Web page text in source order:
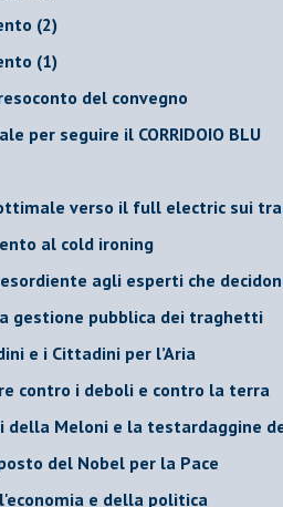
(2)
(1)
resoconto del convegno
per seguire il CORRIDOIO BLU
verso il full electric sui
al cold ironing
agli esperti che
gestione pubblica dei traghetti​
e i Cittadini per l’Aria
contro i deboli e contro la terra
Meloni e la testardaggine
del Nobel per la Pace
e della politica